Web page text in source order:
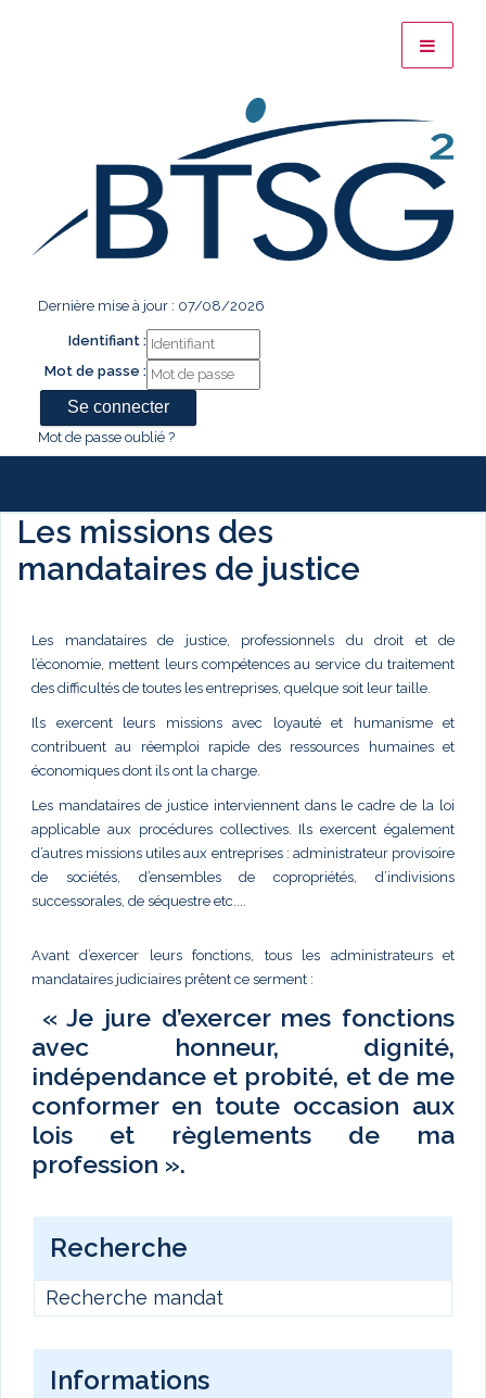
Dernière mise à jour : 07/08/2026
Identifiant :
Mot de passe :
Mot de passe oublié ?
Les missions des
mandataires de justice
Les mandataires de justice, professionnels du droit et de
l’économie, mettent leurs compétences au service du traitement
des difficultés de toutes les entreprises, quelque soit leur taille.
Ils exercent leurs missions avec loyauté et humanisme et
contribuent au réemploi rapide des ressources humaines et
économiques dont ils ont la charge.
Les mandataires de justice interviennent dans le cadre de la loi
applicable aux procédures collectives. Ils exercent également
d’autres missions utiles aux entreprises : administrateur provisoire
de sociétés, d’ensembles de copropriétés, d’indivisions
successorales, de séquestre etc....
Avant d’exercer leurs fonctions, tous les administrateurs et
mandataires judiciaires prêtent ce serment :
« Je jure d’exercer mes fonctions
avec honneur, dignité,
indépendance et probité, et de me
conformer en toute occasion aux
lois et règlements de ma
profession ».
Recherche
Recherche mandat
Informations